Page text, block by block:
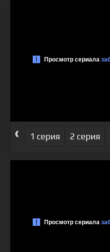
‹ 1 серия 2 серия